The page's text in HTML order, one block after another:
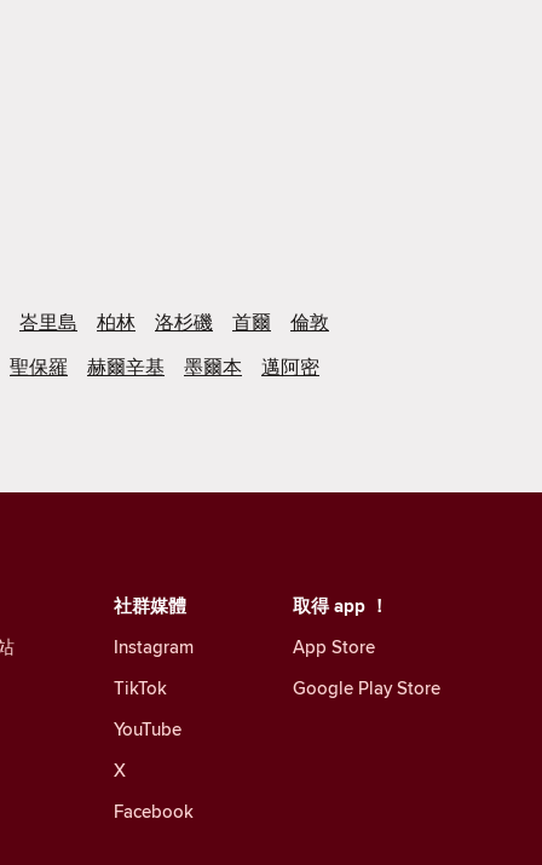
峇里島 柏林 洛杉磯 首爾
倫敦
聖保羅
赫爾辛基 墨爾本 邁阿密
社群媒體
Instagram
TikTok
YouTube
X
Facebook
取得 app ！
App Store
Google Play Store